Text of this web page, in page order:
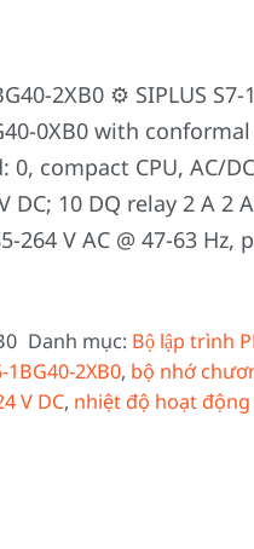
2XB0 ⚙️ SIPLUS
0XB0 with
0, compact CPU, AC/
10 DQ relay 2 A 2
264 V AC @ 47-63
Danh mục: Bộ lập trình
1BG40-2XB0, bộ nhớ
V DC, nhiệt độ hoạt động